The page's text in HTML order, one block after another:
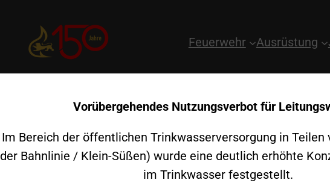
Feuerwehr Ausrüstung
Vorübergehendes Nutzungsverbot für
Im Bereich der öffentlichen Trinkwasserversorgung in Teilen
der Bahnlinie / Klein-Süßen) wurde eine deutlich erhöhte
im Trinkwasser festgestellt.